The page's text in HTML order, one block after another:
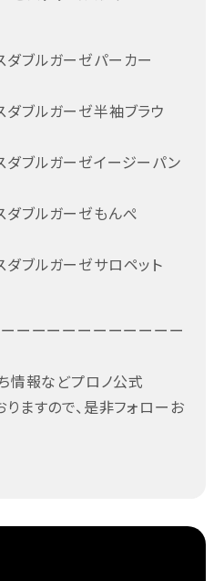
ブルガーゼパーカー
ブルガーゼ半袖ブラウ
ブルガーゼイージーパン
ブルガーゼもんぺ
ブルガーゼサロペット
ーーーーーーーーーーー
情報などプロノ公式
ますので、是非フォローお